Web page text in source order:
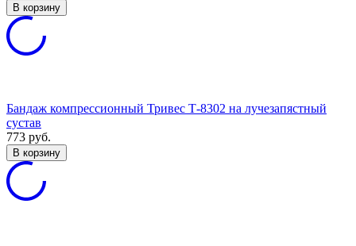
В корзину
Бандаж компрессионный Тривес Т-8302 на лучезапястный
сустав
773 руб.
В корзину